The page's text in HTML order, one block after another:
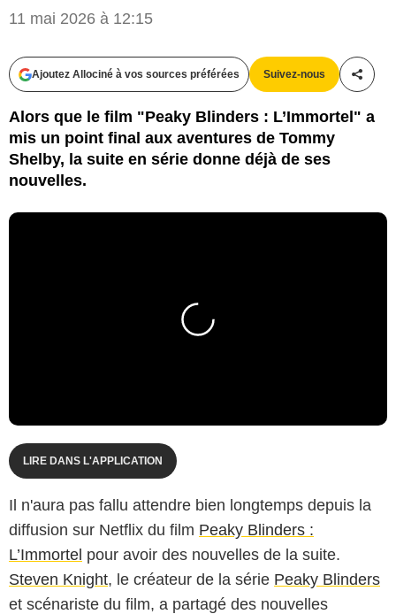
11 mai 2026 à 12:15
Ajoutez Allociné à vos sources préférées Suivez-nous
Alors que le film "Peaky Blinders : L’Immortel" a
mis un point final aux aventures de Tommy
Shelby, la suite en série donne déjà de ses
nouvelles.
LIRE DANS L'APPLICATION
Il n'aura pas fallu attendre bien longtemps depuis la
diffusion sur Netflix du film Peaky Blinders :
L’Immortel pour avoir des nouvelles de la suite.
Steven Knight, le créateur de la série Peaky Blinders
et scénariste du film, a partagé des nouvelles